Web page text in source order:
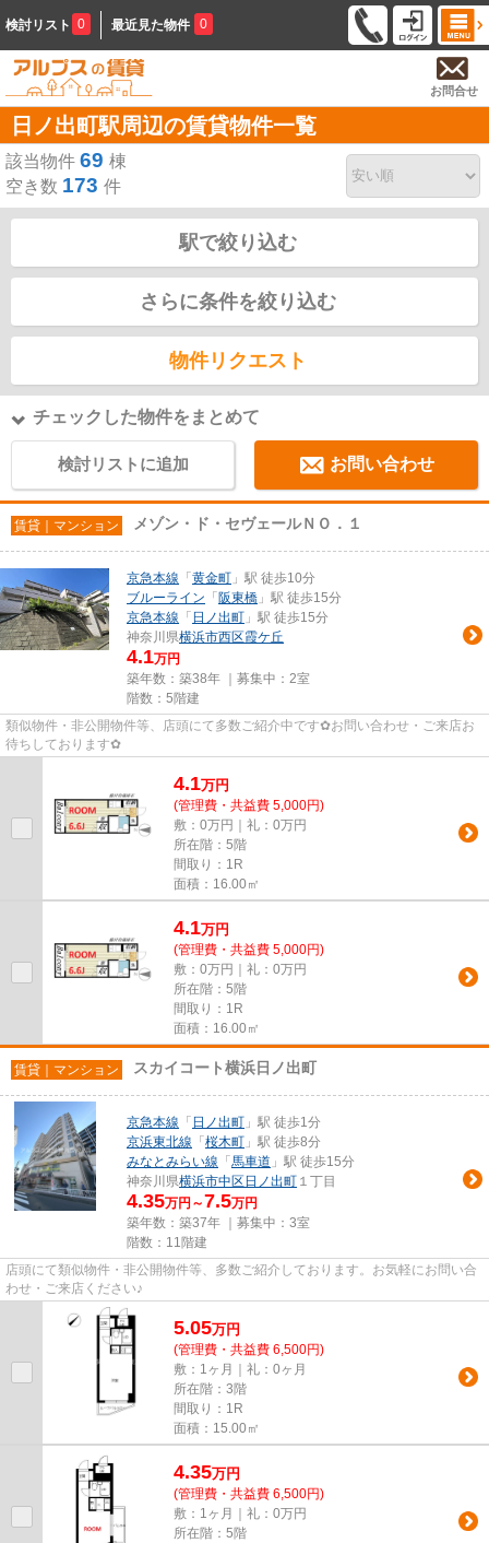
検討リスト 0 最近見た物件 0
お問合せ
日ノ出町駅周辺の賃貸物件一覧
該当物件 69 棟
空き数 173 件
駅で絞り込む
さらに条件を絞り込む
物件リクエスト
チェックした物件をまとめて
検討リストに追加 お問い合わせ
賃貸｜マンション メゾン・ド・セヴェールＮＯ．１
京急本線 「 黄金町 」駅 徒歩10分
ブルーライン 「 阪東橋 」駅 徒歩15分
京急本線 「 日ノ出町 」駅 徒歩15分
神奈川県横浜市西区霞ケ丘
4.1万円
築年数：築38年 ｜募集中： 2室
階数：5階建
類似物件・非公開物件等、店頭にて多数ご紹介中です✿お問い合わせ・ご来店お
待ちしております✿
4.1万円
(管理費・共益費 5,000円)
敷：0万円｜礼：0万円
所在階：5階
間取り：1R
面積：16.00㎡
4.1万円
(管理費・共益費 5,000円)
敷：0万円｜礼：0万円
所在階：5階
間取り：1R
面積：16.00㎡
賃貸｜マンション スカイコート横浜日ノ出町
京急本線 「 日ノ出町 」駅 徒歩1分
京浜東北線 「 桜木町 」駅 徒歩8分
みなとみらい線 「 馬車道 」駅 徒歩15分
神奈川県横浜市中区 日ノ出町 １丁目
4.35万円～7.5万円
築年数：築37年 ｜募集中： 3室
階数：11階建
店頭にて類似物件・非公開物件等、多数ご紹介しております。お気軽にお問い合
わせ・ご来店ください♪
5.05万円
(管理費・共益費 6,500円)
敷：1ヶ月｜礼：0ヶ月
所在階：3階
間取り：1R
面積：15.00㎡
4.35万円
(管理費・共益費 6,500円)
敷：1ヶ月｜礼：0万円
所在階：5階